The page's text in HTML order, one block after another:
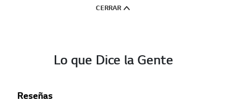
CERRAR
Lo que Dice la Gente